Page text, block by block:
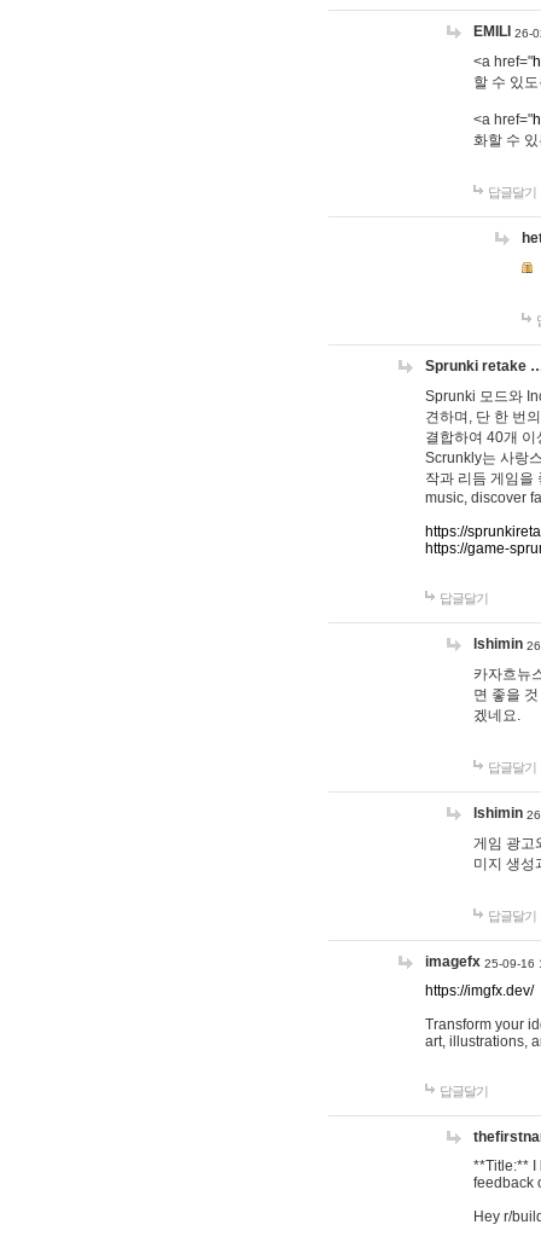
EMILI 26-
<a href="
할 수 있
<a href="
화할 수
답글달기
Sprunki retake
Sprunki 모드와
견하며, 단 한 번
결합하여 40개
Scrunkly는 사랑
작과 리듬 게임을
music, discover
https://
https://game-
답글달기
lshimin
카자흐뉴
면 좋을
겠네요.
답글달기
lshimin
게임 광고
미지 생성
답글달기
imagefx 25-09-16
https://imgfx.dev/
Transform your
art, illustrations,
답글달기
**Title:** I
feedback
Hey r/